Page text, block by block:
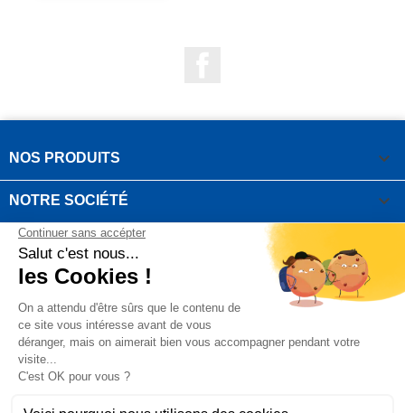
NOS PRODUITS 
NOTRE SOCIÉTÉ 
VOTRE COMPTE
INFORMATIONS DE LA BOUTIQUE
QUESTIONS FRÉQUEMMENT POSÉES